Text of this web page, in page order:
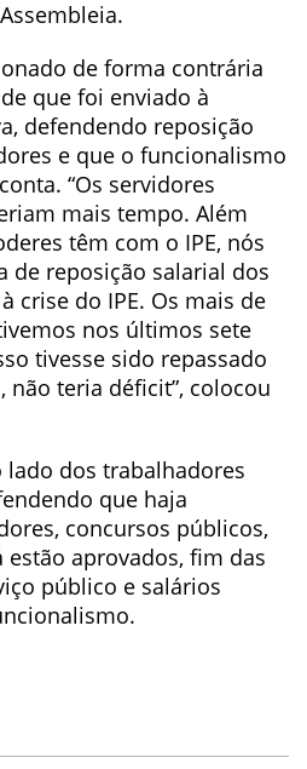
de forma contrária
que foi enviado à
defendendo reposição
e que o funcionalismo
“Os servidores
mais tempo. Além
têm com o IPE, nós
de reposição salarial dos
crise do IPE. Os mais de
nos últimos sete
tivesse sido repassado
teria déficit”, colocou
lado dos trabalhadores
que haja
concursos públicos,
aprovados, fim das
público e salários